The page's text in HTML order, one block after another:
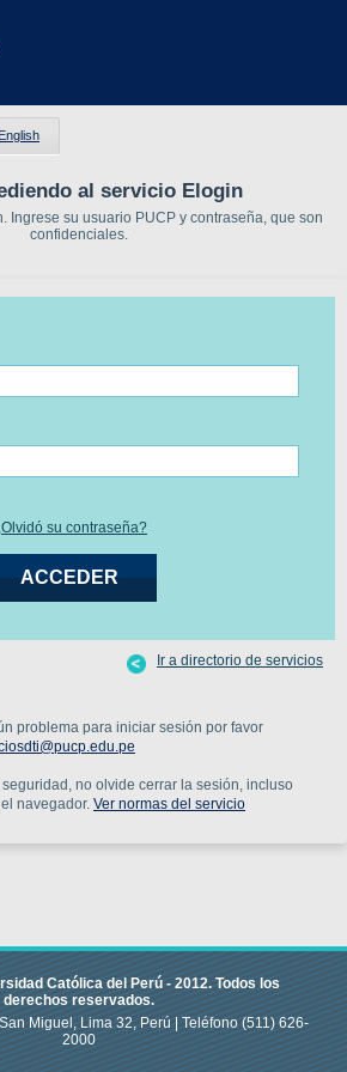
al servicio Elogin
Ingrese su usuario PUCP y contraseña, que son
confidenciales.
su contraseña?
problema para iniciar sesión por favor
seguridad, no olvide cerrar la sesión, incluso
navegador. Ver normas del servicio
Ir a directorio de servicios
Católica del Perú -2012.Todos los
derechos reservados.
Miguel, Lima 32, Perú |Teléfono(511) 626-
2000